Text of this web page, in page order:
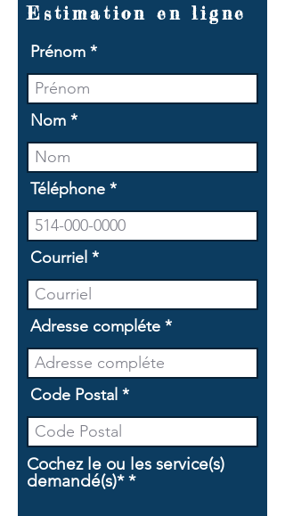
Estimation en ligne
Prénom
Nom
Téléphone
Courriel
Adresse compléte
Code Postal
Cochez le ou les service(s)
demandé(s)* *O